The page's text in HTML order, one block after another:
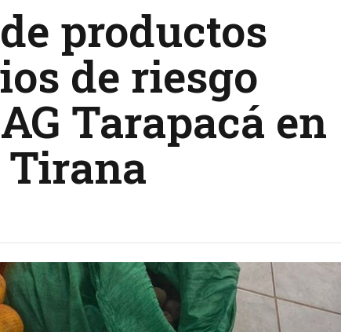
productos
de riesgo
Tarapacá en
Tirana